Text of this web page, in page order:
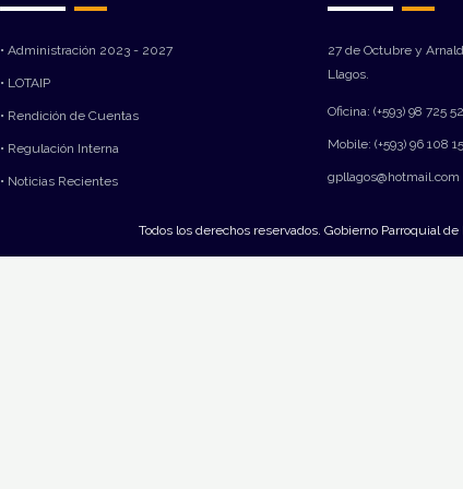
• Administración 2023 - 2027
• LOTAIP
• Rendición de Cuentas
• Regulación Interna
• Noticias Recientes
27 de Octubre y
Llagos.
Oficina: (+593) 98 725
Mobile: (+593) 96 108
gpllagos@hotmail.com
Todos los derechos reservados. Gobierno Parroquial de